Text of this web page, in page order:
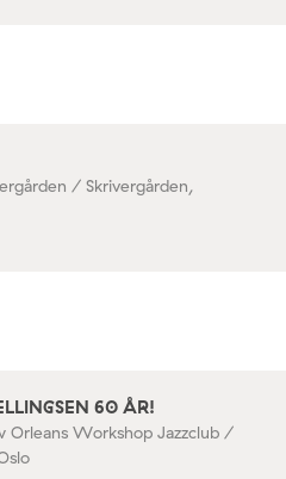
/ Skrivergården,
60 ÅR!
Orleans Workshop Jazzclub /